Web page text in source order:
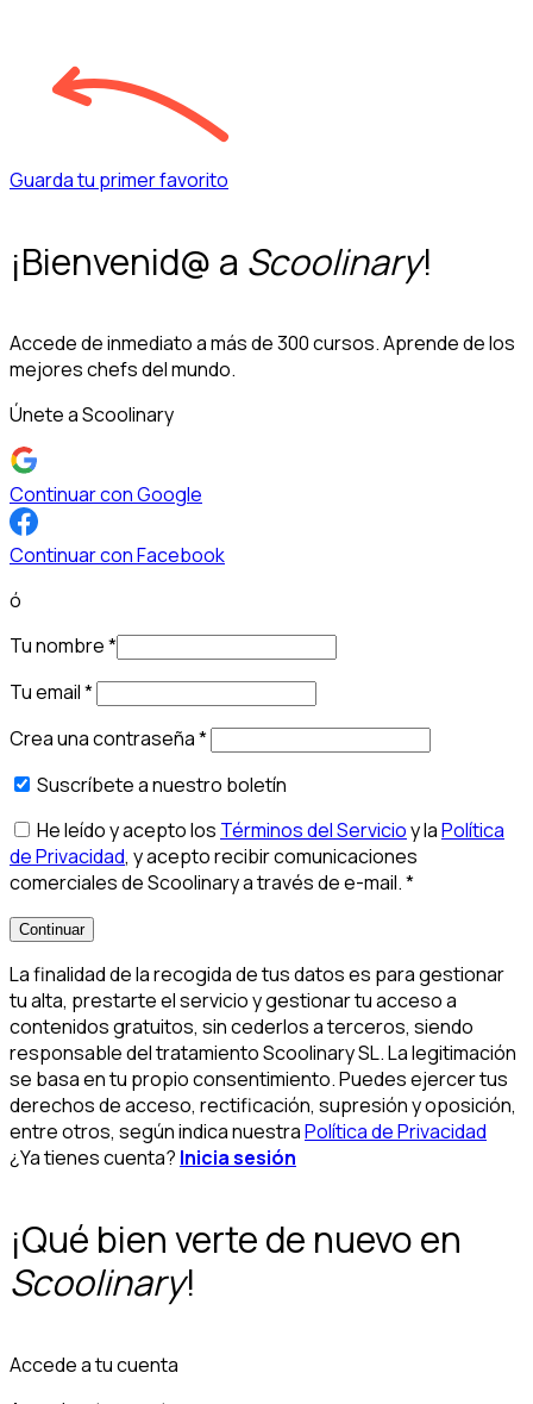
Guarda tu primer favorito
¡Bienvenid@ a Scoolinary!
Accede de inmediato a más de 300 cursos. Aprende de los
mejores chefs del mundo.
Únete a Scoolinary
Continuar con Google
Continuar con Facebook
ó
Tu nombre*
Tu email*
Crea una contraseña*
Suscríbete a nuestro boletín
He leído y acepto los Términos del Servicioy laPolítica
de Privacidad, y acepto recibir comunicaciones
comerciales de Scoolinary a través de e-mail.*
Continuar
La finalidad de la recogida de tus datos es para gestionar
tu alta, prestarte el servicio y gestionar tu acceso a
contenidos gratuitos, sin cederlos a terceros, siendo
responsable del tratamiento Scoolinary SL. La legitimación
se basa en tu propio consentimiento. Puedes ejercer tus
derechos de acceso, rectificación, supresión y oposición,
entre otros, según indica nuestraPolítica de Privacidad
¿Ya tienes cuenta? Inicia sesión
¡Qué bien verte de nuevo en
Scoolinary!
Accede a tu cuenta